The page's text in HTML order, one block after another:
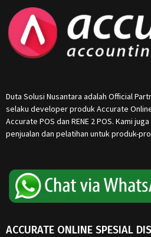
Duta Solusi Nusantara adalah Official
selaku developer produk Accurate
Accurate POS dan RENE 2 POS. Kami
penjualan dan pelatihan untuk produk-
ACCURATE ONLINE SPESIAL